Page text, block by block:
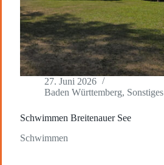
27. Juni 2026
Baden Württemberg, Sonstiges
Schwimmen Breitenauer See
Schwimmen